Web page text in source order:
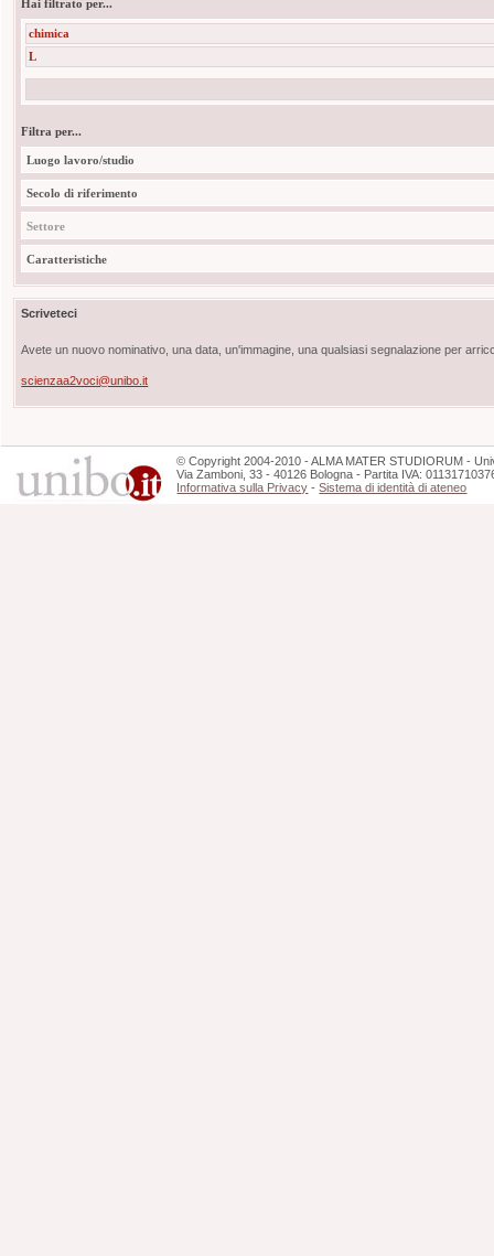
Hai filtrato per...
chimica
L
Filtra per...
Luogo lavoro/studio
Secolo di riferimento
Settore
Caratteristiche
Scriveteci
Avete un nuovo nominativo, una data, un'immagine, una qualsiasi segnalazione per
scienzaa2voci@unibo.it
©Copyright 2004-2010 - ALMA MATER STUDIORUM -
Via Zamboni, 33 - 40126 Bologna - Partita IVA:
Informativa sulla Privacy -Sistema di identità di ateneo